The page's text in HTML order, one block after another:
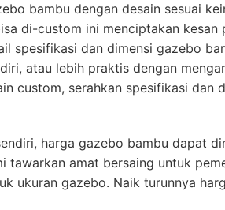
bambu dengan desain sesuai
di-custom ini menciptakan kesan
spesifikasi dan dimensi gazebo
atau lebih praktis dengan
custom, serahkan spesifikasi dan
harga gazebo bambu dapat
tawarkan amat bersaing untuk
ukuran gazebo. Naik turunnya